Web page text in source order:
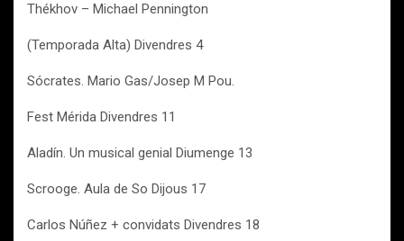
Thékhov – Michael Pennington
(Temporada Alta) Divendres 4
Sócrates. Mario Gas/Josep M Pou.
Fest Mérida Divendres 11
Aladín. Un musical genial Diumenge 13
Scrooge. Aula de So Dijous 17
Carlos Núñez + convidats Divendres 18